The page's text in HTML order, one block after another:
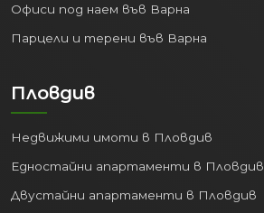
Офиси под наем във Варна
Парцели и терени във Варна
Пловдив
Недвижими имоти в Пловдив
Едностайни апартаменти в Пловдив
Двустайни апартаменти в Пловдив